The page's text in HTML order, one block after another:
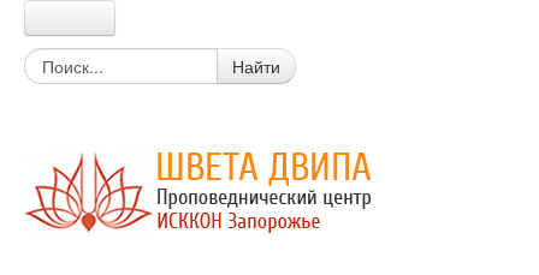
Главная
Книги Прабхупады
Письма Прабхупады
Найти